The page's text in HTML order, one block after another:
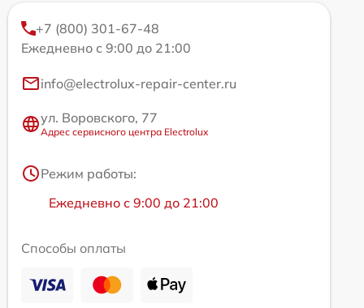
+7 (800) 301-67-48
Ежедневно с 9:00 до 21:00
info@electrolux-repair-center.ru
ул. Воровского, 77
Адрес сервисного центра Electrolux
Режим работы:
Ежедневно с 9:00 до 21:00
Способы оплаты